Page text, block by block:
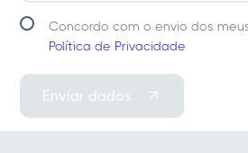
Concordo com o envio dos
Política de Privacidade
Enviar dados